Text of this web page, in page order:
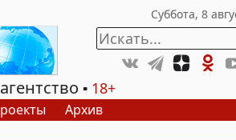
18+
Архив